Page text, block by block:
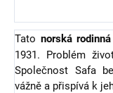
Tato norská
1931. Problém
Společnost Safa
vážně a přispívá k